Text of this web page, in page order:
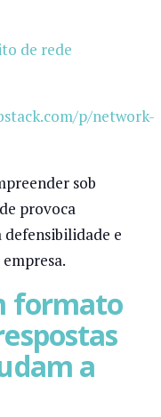
de rede
p/network-
sob
provoca
defensibilidade e
formato
a